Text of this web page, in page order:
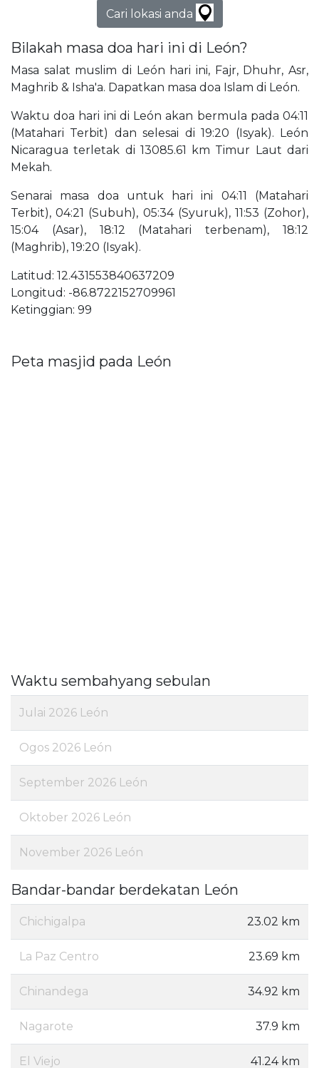
Cari lokasi anda
Bilakah masa doa hari ini di León?
Masa salat muslim di León hari ini, Fajr, Dhuhr, Asr,
Maghrib & Isha'a. Dapatkan masa doa Islam di León.
Waktu doa hari ini di León akan bermula pada 04:11
(Matahari Terbit) dan selesai di 19:20 (Isyak). León
Nicaragua terletak di 13085.61 km Timur Laut dari
Mekah.
Senarai masa doa untuk hari ini 04:11 (Matahari
Terbit), 04:21 (Subuh), 05:34 (Syuruk), 11:53 (Zohor),
15:04 (Asar), 18:12 (Matahari terbenam), 18:12
(Maghrib), 19:20 (Isyak).
Latitud: 12.431553840637209
Longitud: -86.8722152709961
Ketinggian: 99
Peta masjid pada León
Waktu sembahyang sebulan
Julai 2026 León
Ogos 2026 León
September 2026 León
Oktober 2026 León
November 2026 León
Bandar-bandar berdekatan León
Chichigalpa 23.02 km
La Paz Centro 23.69 km
Chinandega 34.92 km
Nagarote 37.9 km
El Viejo 41.24 km